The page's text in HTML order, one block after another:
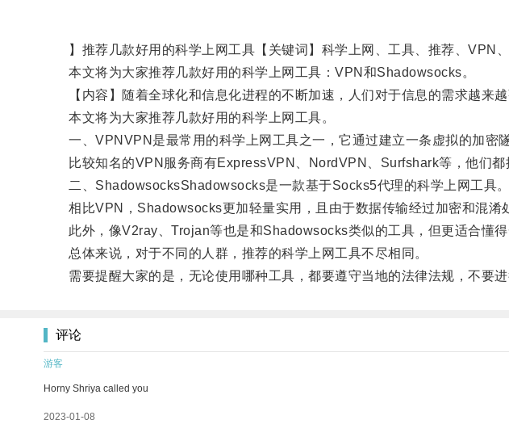
】推荐几款好用的科学上网工具【关键词】科学上网、工具、推荐、VPN
本文将为大家推荐几款好用的科学上网工具：VPN和Shadowsocks。
【内容】随着全球化和信息化进程的不断加速，人们对于信息的需求越来越
本文将为大家推荐几款好用的科学上网工具。
一、VPNVPN是最常用的科学上网工具之一，它通过建立一条虚拟的加密
比较知名的VPN服务商有ExpressVPN、NordVPN、Surfshark等，他们都
二、ShadowsocksShadowsocks是一款基于Socks5代理的科学上网工具。
相比VPN，Shadowsocks更加轻量实用，且由于数据传输经过加密和混淆
此外，像V2ray、Trojan等也是和Shadowsocks类似的工具，但更适合懂得
总体来说，对于不同的人群，推荐的科学上网工具不尽相同。
需要提醒大家的是，无论使用哪种工具，都要遵守当地的法律法规，不要进
评论
游客
Horny Shriya called you
2023-01-08